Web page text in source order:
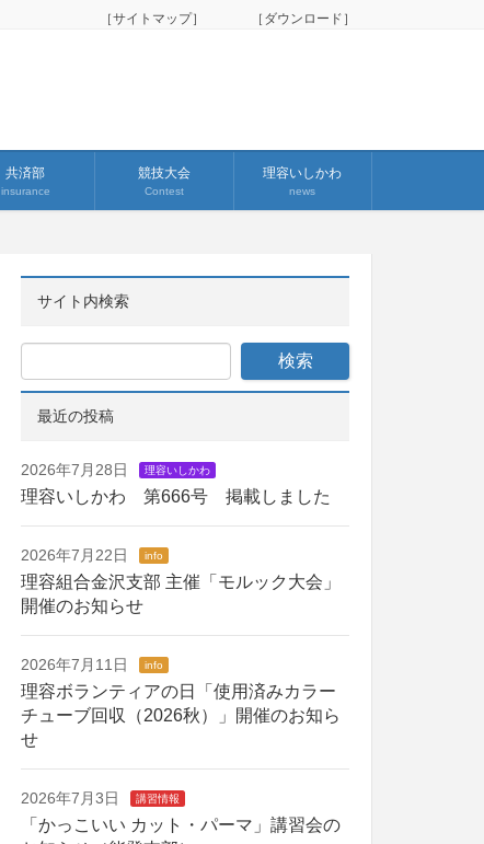
［サイトマップ］ ［ダウンロード］
共済部
insurance
競技大会
Contest
理容いしかわ
news
サイト内検索
最近の投稿
2026年7月28日 理容いしかわ
理容いしかわ 第666号 掲載しました
2026年7月22日 info
理容組合金沢支部 主催「モルック大会」
開催のお知らせ
2026年7月11日 info
理容ボランティアの日「使用済みカラー
チューブ回収（2026秋）」開催のお知ら
せ
2026年7月3日 講習情報
「かっこいい カット・パーマ」講習会の